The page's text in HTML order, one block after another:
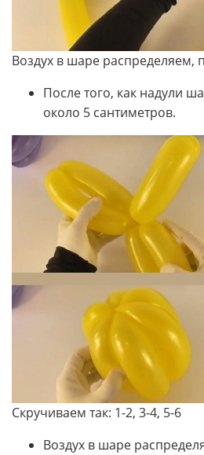
Воздух в шаре распределяем,
После того, как надули
около 5 сантиметров.
Скручиваем так: 1-2, 3-4, 5-6
Воздух в шаре